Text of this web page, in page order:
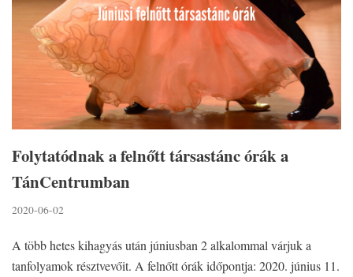
Folytatódnak a felnőtt társastánc órák a
TánCentrumban
2020-06-02
A több hetes kihagyás után júniusban 2 alkalommal várjuk a
tanfolyamok résztvevőit. A felnőtt órák időpontja: 2020. június 11.